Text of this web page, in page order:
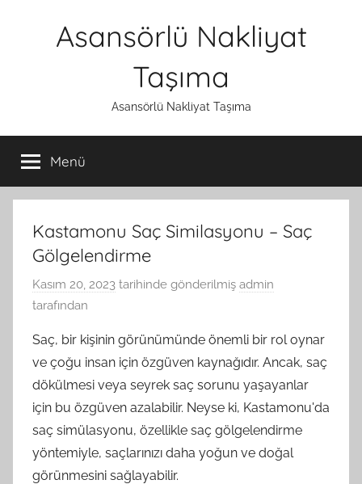
Asansörlü Nakliyat
Taşıma
Asansörlü Nakliyat Taşıma
Menü
Kastamonu Saç Similasyonu – Saç
Gölgelendirme
Kasım 20, 2023 tarihinde gönderilmiş admin
tarafından
Saç, bir kişinin görünümünde önemli bir rol oynar
ve çoğu insan için özgüven kaynağıdır. Ancak, saç
dökülmesi veya seyrek saç sorunu yaşayanlar
için bu özgüven azalabilir. Neyse ki, Kastamonu'da
saç simülasyonu, özellikle saç gölgelendirme
yöntemiyle, saçlarınızı daha yoğun ve doğal
görünmesini sağlayabilir.